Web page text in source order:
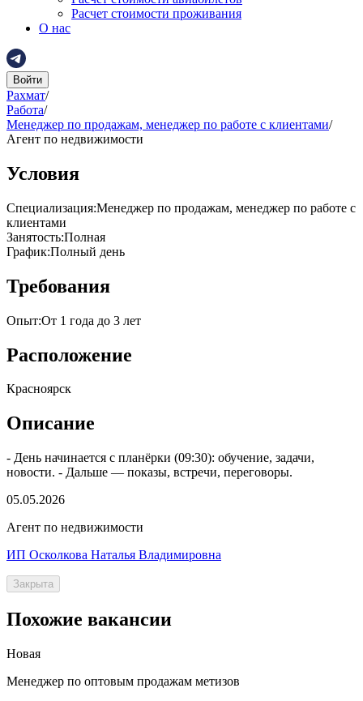
Расчет стоимости проживания
О нас
Войти
Рахмат/
Работа/
Менеджер по продажам, менеджер по работе с клиентами/
Агент по недвижимости
Условия
Специализация:Менеджер по продажам, менеджер по работе с
клиентами
Занятость:Полная
График:Полный день
Требования
Опыт:От 1 года до 3 лет
Расположение
Красноярск
Описание
- День начинается с планёрки (09:30): обучение, задачи,
новости. - Дальше — показы, встречи, переговоры.
05.05.2026
Агент по недвижимости
ИП Осколкова Наталья Владимировна
Закрыта
Похожие вакансии
Новая
Менеджер по оптовым продажам метизов